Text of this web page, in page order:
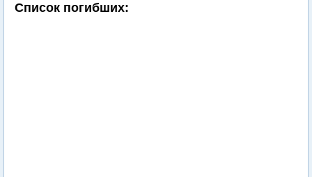
Список погибших: